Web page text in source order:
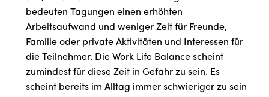
bedeuten Tagungen einen erhöhten
Arbeitsaufwand und weniger Zeit für Freunde,
Familie oder private Aktivitäten und Interessen für
die Teilnehmer. Die Work Life Balance scheint
zumindest für diese Zeit in Gefahr zu sein. Es
scheint bereits im Alltag immer schwieriger zu sein